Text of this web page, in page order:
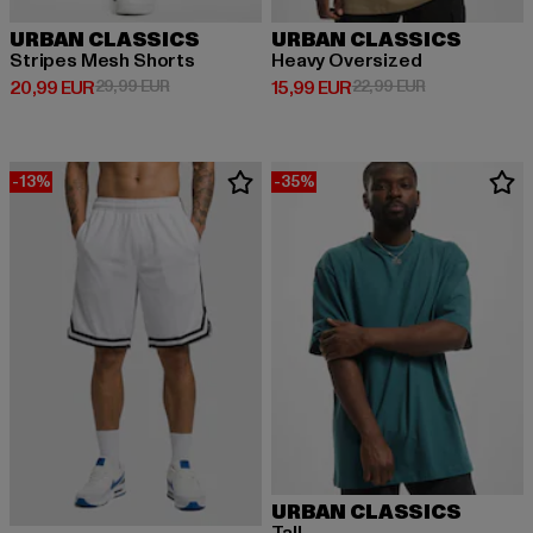
URBAN CLASSICS
Stripes Mesh Shorts
20,99 EUR
Derzeitiger Preis: 20,99 EUR
29,99 EURAktionspreis: 29,99 EUR
URBAN CLASSICS
Heavy Oversized
15,99 EUR
Derzeitiger Preis: 15,99 EUR
22,99 EURAktionspreis:
-13% -35%
URBAN CLASSICS